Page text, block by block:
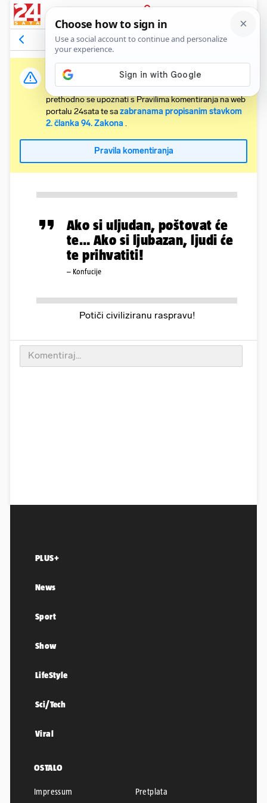
PRIJAVA
Komentari Relevantni
Važna obavijest:
Svaki korisnik koji želi komentirati članke obvezan je
prethodno se upoznati s Pravilima komentiranja na web
portalu 24sata te sazabranama propisanim stavkom
2. članka 94. Zakona .
Pravila komentiranja
Ako si uljudan, poštovat će
te… Ako si ljubazan, ljudi će
te prihvatiti!
– Konfucije
Potiči civiliziranu raspravu!
PLUS+
News
Sport
Show
LifeStyle
Sci/Tech
Viral
OSTALO
Impressum Pretplata